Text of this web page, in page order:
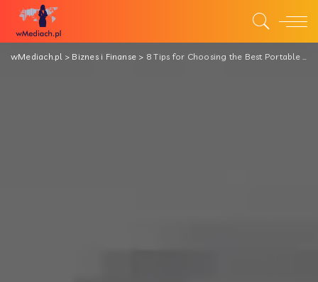
wMediach.pl> Biznes i Finanse > 8 Tips for Choosing the Best Portable PS5 Panel